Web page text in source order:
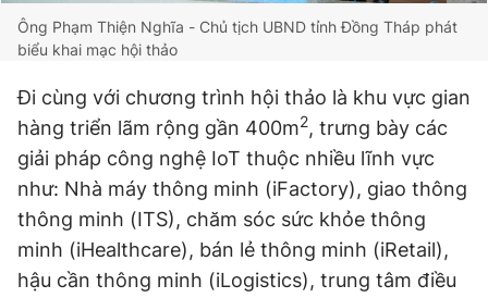
Ông Phạm Thiện Nghĩa - Chủ tịch UBND tỉnh Đồng Tháp phát
biểu khai mạc hội thảo
Đi cùng với chương trình hội thảo là khu vực gian
hàng triển lãm rộng gần 400m2, trưng bày các
giải pháp công nghệ IoT thuộc nhiều lĩnh vực
như: Nhà máy thông minh (iFactory), giao thông
thông minh (ITS), chăm sóc sức khỏe thông
minh (iHealthcare), bán lẻ thông minh (iRetail),
hậu cần thông minh (iLogistics), trung tâm điều